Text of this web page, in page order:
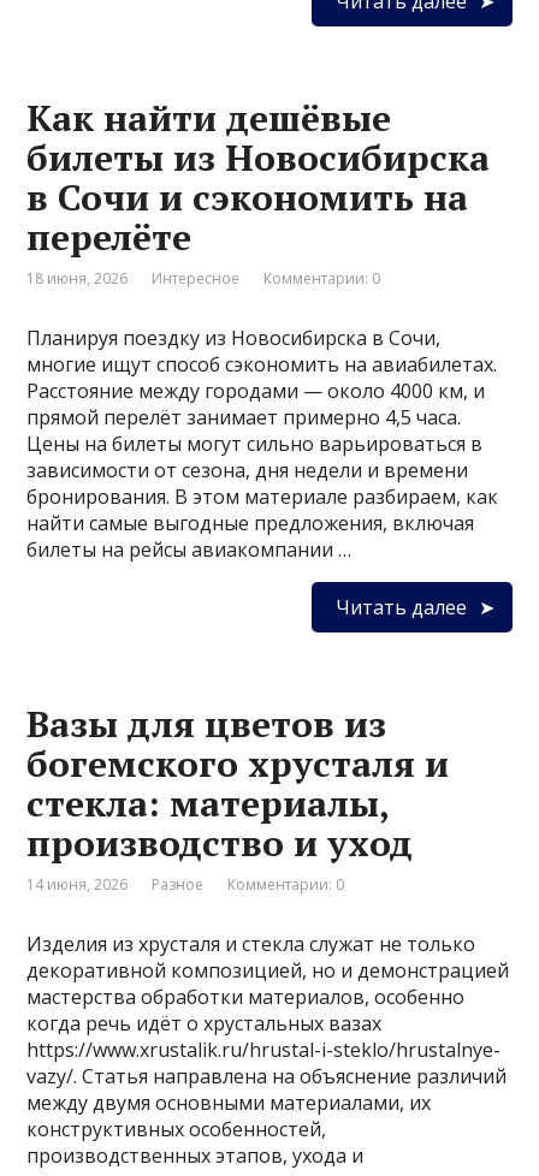
Как найти дешёвые
билеты из Новосибирска
в Сочи и сэкономить на
перелёте
18 июня, 2026 Интересное Комментарии: 0
Планируя поездку из Новосибирска в Сочи,
многие ищут способ сэкономить на авиабилетах.
Расстояние между городами — около 4000 км, и
прямой перелёт занимает примерно 4,5 часа.
Цены на билеты могут сильно варьироваться в
зависимости от сезона, дня недели и времени
бронирования. В этом материале разбираем, как
найти самые выгодные предложения, включая
билеты на рейсы авиакомпании …
Читать далее
Вазы для цветов из
богемского хрусталя и
стекла: материалы,
производство и уход
14 июня, 2026 Разное Комментарии: 0
Изделия из хрусталя и стекла служат не только
декоративной композицией, но и демонстрацией
мастерства обработки материалов, особенно
когда речь идёт о хрустальных вазах
https://www.xrustalik.ru/hrustal-i-steklo/hrustalnye-
vazy/. Статья направлена на объяснение различий
между двумя основными материалами, их
конструктивных особенностей,
производственных этапов, ухода и